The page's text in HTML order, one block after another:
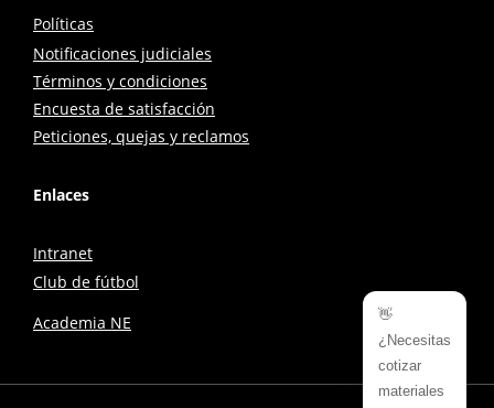
Políticas
Notificaciones judiciales
Términos y condiciones
Encuesta de satisfacción
Peticiones, quejas y reclamos
Enlaces
Intranet
Club de fútbol
Academia NE
👋
¿Necesitas
cotizar
materiales